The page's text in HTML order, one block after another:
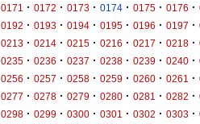
0171
· 0172 · 0173 · 0174 · 0175 · 0176 ·
0192 · 0193 · 0194 · 0195 · 0196 · 0197 ·
0213 · 0214 · 0215 · 0216 · 0217 · 0218 ·
0235 · 0236 · 0237 · 0238 · 0239 · 0240 ·
0256 · 0257 · 0258 · 0259 · 0260 · 0261 ·
0277 · 0278 · 0279 · 0280 · 0281 · 0282 ·
0298 · 0299 · 0300 · 0301 · 0302 · 0303 ·